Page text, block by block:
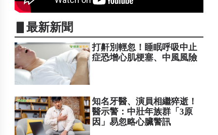
▋最新新聞
打鼾別輕忽！睡眠呼吸中止
症恐增心肌梗塞、中風風險
知名牙醫、演員相繼猝逝！
醫示警：中壯年族群「3原
因」易忽略心臟警訊